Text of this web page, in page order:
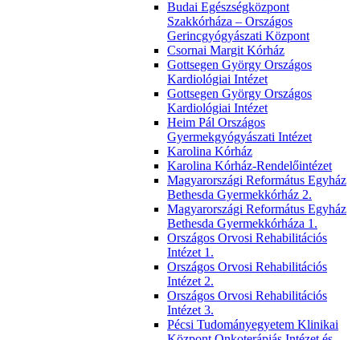
Budai Egészségközpont
Szakkórháza – Országos
Gerincgyógyászati Központ
Csornai Margit Kórház
Gottsegen György Országos
Kardiológiai Intézet
Gottsegen György Országos
Kardiológiai Intézet
Heim Pál Országos
Gyermekgyógyászati Intézet
Karolina Kórház
Karolina Kórház-Rendelőintézet
Magyarországi Református Egyház
Bethesda Gyermekkórház 2.
Magyarországi Református Egyház
Bethesda Gyermekkórháza 1.
Országos Orvosi Rehabilitációs
Intézet 1.
Országos Orvosi Rehabilitációs
Intézet 2.
Országos Orvosi Rehabilitációs
Intézet 3.
Pécsi Tudományegyetem Klinikai